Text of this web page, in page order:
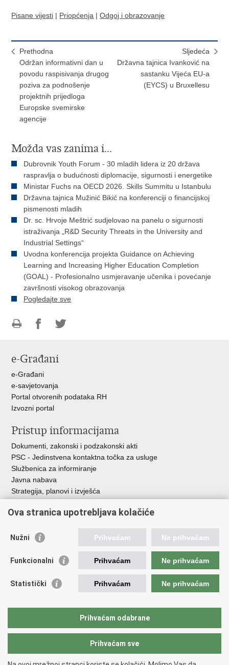
Pisane vijesti | Priopćenja |Odgoj i obrazovanje
Prethodna
Održan informativni dan u
povodu raspisivanja drugog
poziva za podnošenje
projektnih prijedloga
Europske svemirske
agencije
Sljedeća
Državna tajnica Ivanković na
sastanku Vijeća EU-a
(EYCS) u Bruxellesu
Možda vas zanima i...
Dubrovnik Youth Forum - 30 mladih lidera iz 20 država
raspravlja o budućnosti diplomacije, sigurnosti i energetike
Ministar Fuchs na OECD 2026. Skills Summitu u Istanbulu
Državna tajnica Mužinić Bikić na konferenciji o financijskoj
pismenosti mladih
Dr. sc. Hrvoje Meštrić sudjelovao na panelu o sigurnosti
istraživanja „R&D Security Threats in the University and
Industrial Settings“
Uvodna konferencija projekta Guidance on Achieving
Learning and Increasing Higher Education Completion
(GOAL) - Profesionalno usmjeravanje učenika i povećanje
završnosti visokog obrazovanja
Pogledajte sve
FacebookuTwitteru
e-Građani
e-Građani
e-savjetovanja
Portal otvorenih podataka RH
Izvozni portal
Pristup informacijama
Dokumenti, zakonski i podzakonski akti
PSC - Jedinstvena kontaktna točka za usluge
Službenica za informiranje
Javna nabava
Strategija, planovi i izvješća
Vlada RH
ASOO
CARNET
Ova stranica upotrebljava kolačiće
Nužni Prihvaćam Ne prihvaćam
Funkcionalni Prihvaćam Ne prihvaćam
Statistički Prihvaćam Ne prihvaćam
Prihvaćam odabrane
Prihvaćam sve